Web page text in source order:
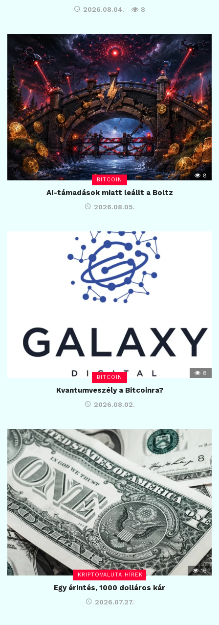
2026.08.04. 8
BITCOIN
8
AI-támadások miatt leállt a Boltz
2026.08.05.
BITCOIN
8
Kvantumveszély a Bitcoinra?
2026.08.02.
KRIPTOVALUTA HÍREK
16
Egy érintés, 1000 dolláros kár
2026.07.27.